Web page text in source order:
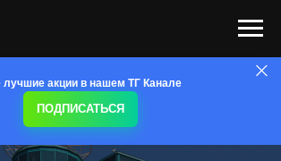
лучшие акции в нашем ТГ Канале
ПОДПИСАТЬСЯ